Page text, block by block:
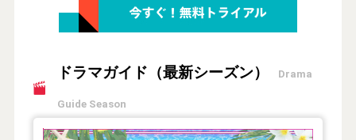
ドラマガイド（最新シーズン） Drama
Guide Season